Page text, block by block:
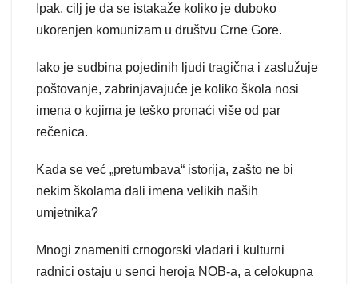
Ipak, cilj je da se istakaže koliko je duboko
ukorenjen komunizam u društvu Crne Gore.
Iako je sudbina pojedinih ljudi tragična i zaslužuje
poštovanje, zabrinjavajuće je koliko škola nosi
imena o kojima je teško pronaći više od par
rečenica.
Kada se već „pretumbava“ istorija, zašto ne bi
nekim školama dali imena velikih naših
umjetnika?
Mnogi znameniti crnogorski vladari i kulturni
radnici ostaju u senci heroja NOB-a, a celokupna